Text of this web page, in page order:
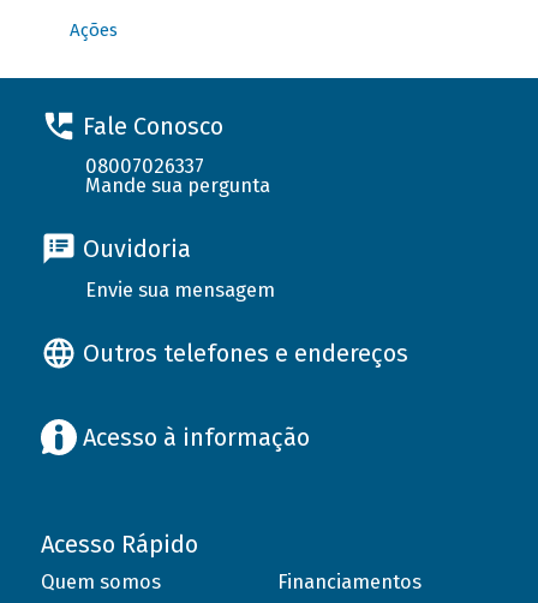
Ações
Fale Conosco
08007026337
Mande sua pergunta
Ouvidoria
Envie sua mensagem
Outros telefones e endereços
Acesso à informação
Acesso Rápido
Quem somos
Financiamentos